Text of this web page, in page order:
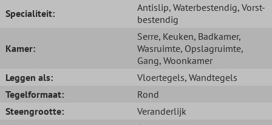
Specialiteit:
Antislip, Waterbestendig, Vorst-
bestendig
Kamer:
Serre, Keuken, Badkamer,
Wasruimte, Opslagruimte,
Gang, Woonkamer
Leggen als:
Vloertegels, Wandtegels
Tegelformaat:
Rond
Steengrootte:
Veranderlijk